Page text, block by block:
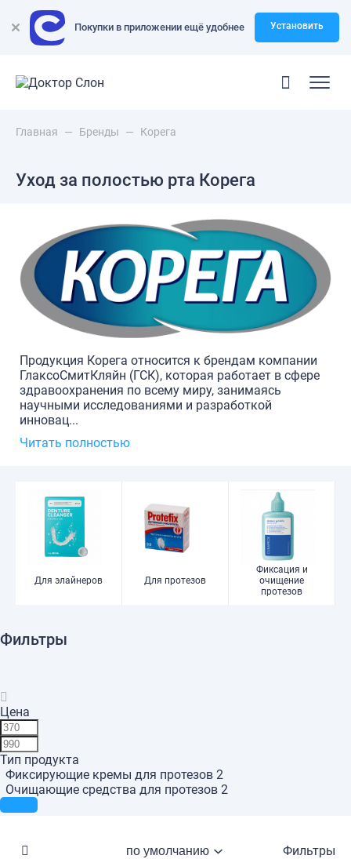
Покупки в приложении ещё удобнее Установить
Главная — Бренды — Корега
Уход за полостью рта Корега
Продукция Корега относится к брендам компании
ГлаксоСмитКляйн (ГСК), которая работает в сфере
здравоохранения по всему миру, занимаясь
научными исследованиями и разработкой
инновац...
Читать полностью
Для элайнеров Для протезов
Фиксация и
очищение
протезов
Фильтры
Цена
Тип продукта
Фиксирующие кремы для протезов 2
Очищающие средства для протезов 2
Фильтры